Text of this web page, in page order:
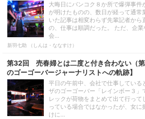
大晦日にバンコク８か所で爆弾事件
が明けたものの、数日が経って通常
いた記事は相変わらず先輩記者から
の、仕事は順調だった。 ただ、企
会…
新羽七助 （しんは・ななすけ）
第32回 売春婦とは二度と付き合わない（
のゴーゴーバージャーナリストへの軌跡】
平日の午前中、会社で仕事している
ザのゴーゴーバー「レインボー３」
レックが荷物をまとめて出て行っ
っている場合ではなかったが、女に
けに…